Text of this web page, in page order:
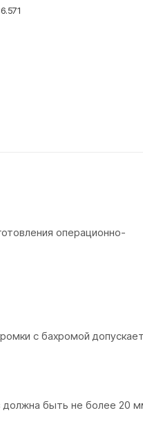
операционно-
с бахромой
должна быть не более 20